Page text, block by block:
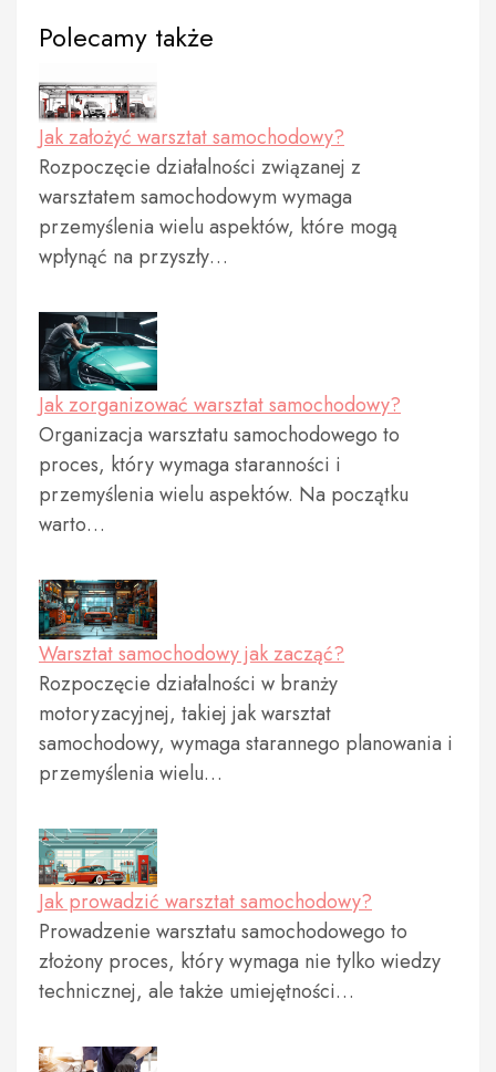
Polecamy także
Jak założyć warsztat samochodowy?
Rozpoczęcie działalności związanej z
warsztatem samochodowym wymaga
przemyślenia wielu aspektów, które mogą
wpłynąć na przyszły…
Jak zorganizować warsztat samochodowy?
Organizacja warsztatu samochodowego to
proces, który wymaga staranności i
przemyślenia wielu aspektów. Na początku
warto…
Warsztat samochodowy jak zacząć?
Rozpoczęcie działalności w branży
motoryzacyjnej, takiej jak warsztat
samochodowy, wymaga starannego planowania i
przemyślenia wielu…
Jak prowadzić warsztat samochodowy?
Prowadzenie warsztatu samochodowego to
złożony proces, który wymaga nie tylko wiedzy
technicznej, ale także umiejętności…